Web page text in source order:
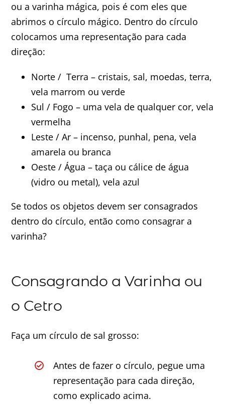
ou a varinha mágica, pois é com eles que
abrimos o círculo mágico. Dentro do círculo
colocamos uma representação para cada
direção:
Norte / Terra – cristais, sal, moedas, terra,
vela marrom ou verde
Sul / Fogo – uma vela de qualquer cor, vela
vermelha
Leste / Ar – incenso, punhal, pena, vela
amarela ou branca
Oeste / Água – taça ou cálice de água
(vidro ou metal), vela azul
Se todos os objetos devem ser consagrados
dentro do círculo, então como consagrar a
varinha?
Consagrando a Varinha ou
o Cetro
Faça um círculo de sal grosso:
Antes de fazer o círculo, pegue uma
representação para cada direção,
como explicado acima.